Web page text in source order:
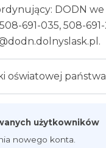
DODN we
691-035, 508-691-
oświatowej
użytkowników
nowego konta.